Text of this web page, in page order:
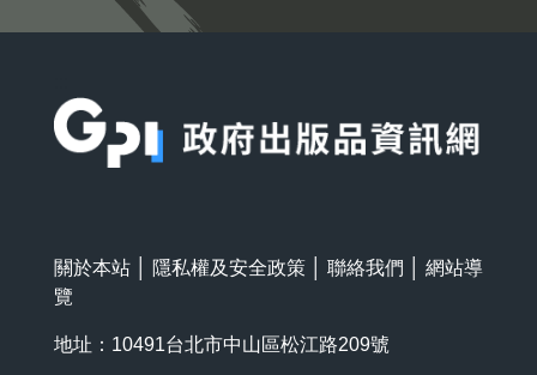
關於本站 隱私權及安全政策 聯絡我們
網站導
覽
地址：10491台北市中山區松江路209號